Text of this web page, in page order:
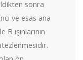
sonra
ve esas ana
ışınlarının